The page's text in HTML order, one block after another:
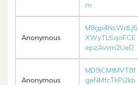
m
Anonymous
M8gp4NsWdLj6
XWyTLSqoFCE
epzAvvm2UeD
Anonymous
MD9iCMtMVT8f
geNMfcTkPi2kb